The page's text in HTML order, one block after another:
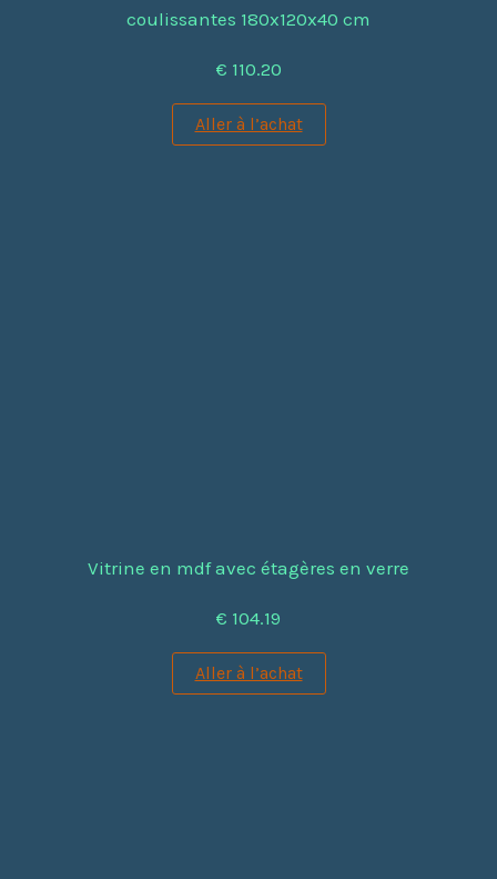
coulissantes 180x120x40 cm
€ 110.20
Aller à l’achat
Vitrine en mdf avec étagères en verre
€ 104.19
Aller à l’achat